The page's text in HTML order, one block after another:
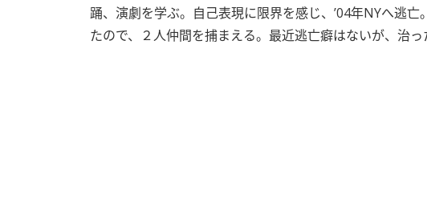
踊、演劇を学ぶ。自己表現に限界を感じ、’04年NYへ逃
たので、２人仲間を捕まえる。最近逃亡癖はないが、治っ